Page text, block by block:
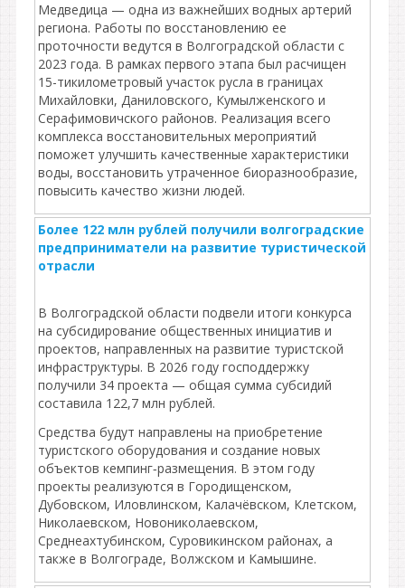
Медведица — одна из важнейших водных артерий
региона. Работы по восстановлению ее
проточности ведутся в Волгоградской области с
2023 года. В рамках первого этапа был расчищен
15-тикилометровый участок русла в границах
Михайловки, Даниловского, Кумылженского и
Серафимовичского районов. Реализация всего
комплекса восстановительных мероприятий
поможет улучшить качественные характеристики
воды, восстановить утраченное биоразнообразие,
повысить качество жизни людей.
Более 122 млн рублей получили волгоградские
предприниматели на развитие туристической
отрасли
В Волгоградской области подвели итоги конкурса
на субсидирование общественных инициатив и
проектов, направленных на развитие туристской
инфраструктуры. В 2026 году господдержку
получили 34 проекта — общая сумма субсидий
составила 122,7 млн рублей.
Средства будут направлены на приобретение
туристского оборудования и создание новых
объектов кемпинг‑размещения. В этом году
проекты реализуются в Городищенском,
Дубовском, Иловлинском, Калачёвском, Клетском,
Николаевском, Новониколаевском,
Среднеахтубинском, Суровикинском районах, а
также в Волгограде, Волжском и Камышине.